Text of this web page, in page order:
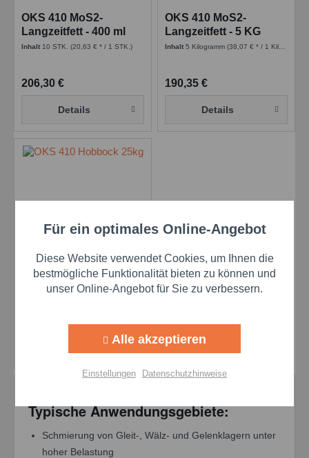
OKS 410 MoS2-
Langzeitfett - 400 ml
Kart.
Inhalt 10 STK.(20,63 € * / 1 STK.)
206,30 €
Details
OKS 410 MoS2-
Langzeitfett - 5 KG
Hobbock
Inhalt5 Kilogramm(38,07 € * / 1 Kilogramm)
190,35 €
Details
OKS 410 MoS2-
Langzeitfett - 25 KG
25 Kilogramm (35,37 € * / 1 Kilogramm)
Typische Anwendungsgebiete:
Schmierung von Gleit-, Wälz- und Gelenklagern unter
hoher Belastung
Funktionale Aktiv
Marketing Aktiv
Personalisierung Aktiv
Einstellungen speichern
Für ein optimales Online-Angebot
Diese Website verwendet Cookies, um Ihnen die
bestmögliche Funktionalität bieten zu können und
unser Online-Angebot für Sie zu verbessern.
Alle akzeptieren
Einstellungen Datenschutzhinweise